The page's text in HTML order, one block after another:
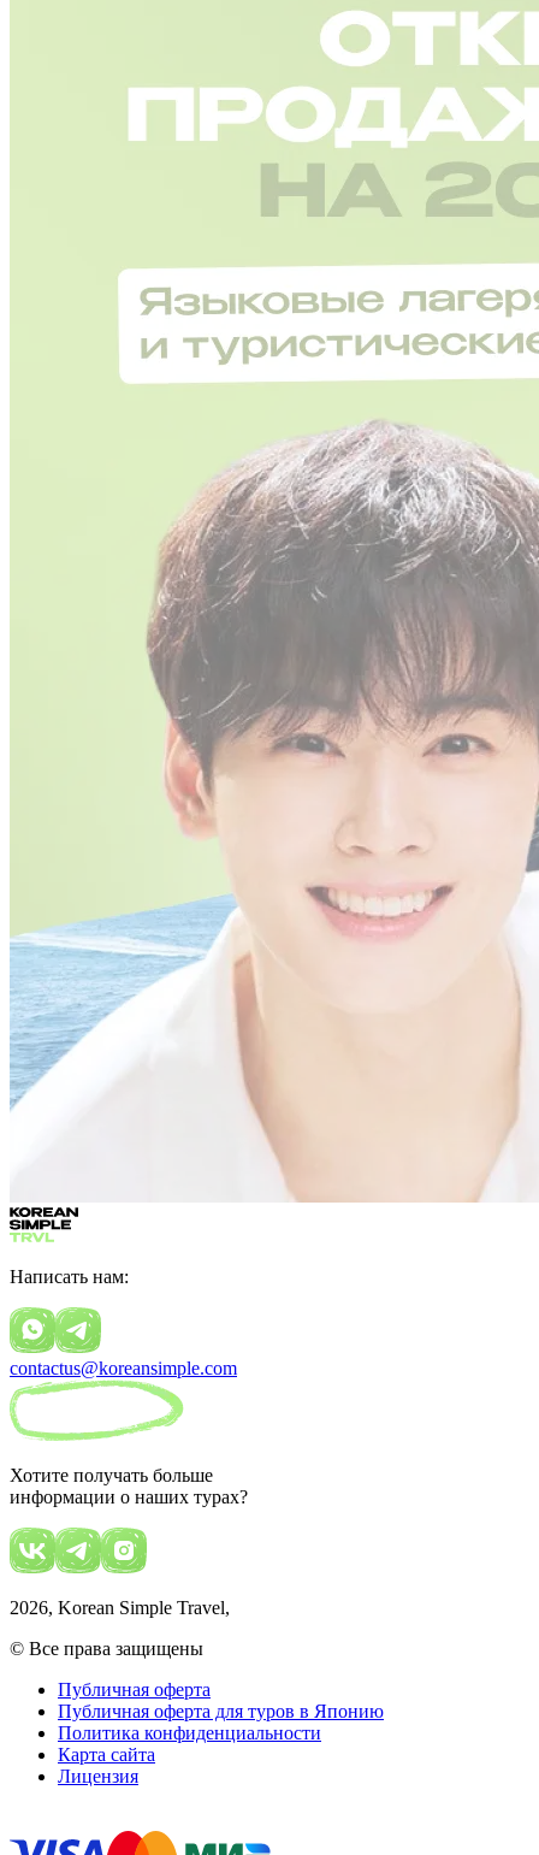
Написать нам:
contactus@koreansimple.com
Хотите получать больше
информации о наших турах?
2026, Korean Simple Travel,
© Все права защищены
Публичная оферта
Публичная оферта для туров в Японию
Политика конфиденциальности
Карта сайта
Лицензия